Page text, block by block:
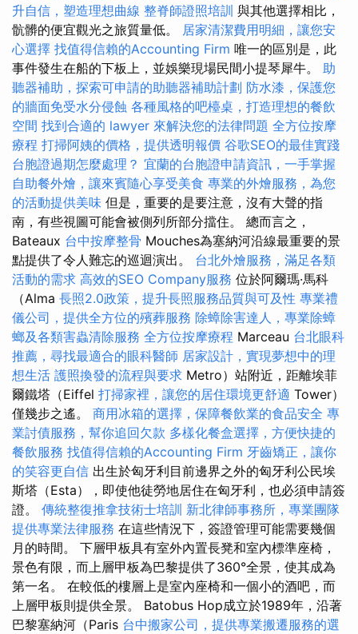
升自信，塑造理想曲線 整脊師證照培訓 與其他選擇相比，
骯髒的便宜觀光之旅質量低。 居家清潔費用明細，讓您安
心選擇 找值得信賴的Accounting Firm 唯一的區別是，此
事件發生在船的下板上，並娛樂現場民間小提琴犀牛。 助
聽器補助，探索可申請的助聽器補助計劃 防水漆，保護您
的牆面免受水分侵蝕 各種風格的吧檯桌，打造理想的餐飲
空間 找到合適的 lawyer 來解決您的法律問題 全方位按摩
療程 打掃阿姨的價格，提供透明報價 谷歌SEO的最佳實踐
台胞證過期怎麼處理？ 宜蘭的台胞證申請資訊，一手掌握
自助餐外燴，讓來賓隨心享受美食 專業的外燴服務，為您
的活動提供美味 但是，重要的是要注意，沒有大聲的​​指
南，有些視圖可能會被側列所部分擋住。 總而言之，
Bateaux 台中按摩整骨 Mouches為塞納河沿線最重要的景
點提供了令人難忘的巡迴演出。 台北外燴服務，滿足各類
活動的需求 高效的SEO Company服務 位於阿爾瑪·馬科
（Alma 長照2.0政策，提升長照服務品質與可及性 專業禮
儀公司，提供全方位的殯葬服務 除蟑除害達人，專業除蟑
螂及各類害蟲清除服務 全方位按摩療程 Marceau 台北眼科
推薦，尋找最適合的眼科醫師 居家設計，實現夢想中的理
想生活 護照換發的流程與要求 Metro）站附近，距離埃菲
爾鐵塔（Eiffel 打掃家裡，讓您的居住環境更舒適 Tower）
僅幾步之遙。 商用冰箱的選擇，保障餐飲業的食品安全 專
業討債服務，幫你追回欠款 多樣化餐盒選擇，方便快捷的
餐飲服務 找值得信賴的Accounting Firm 牙齒矯正，讓你
的笑容更自信 出生於匈牙利目前邊界之外的匈牙利公民埃
斯塔（Esta），即使他徒勞地居住在匈牙利，也必須申請簽
證。 傳統整復推拿技術士培訓 新北律師事務所，專業團隊
提供專業法律服務 在這些情況下，簽證管理可能需要幾個
月的時間。 下層甲板具有室外內置長凳和室內標準座椅，
景色有限，而上層甲板為巴黎提供了360°全景，使其成為
第一名。 在較低的樓層上是室內座椅和一個小的酒吧，而
上層甲板則提供全景。 Batobus Hop成立於1989年，沿著
巴黎塞納河（Paris 台中搬家公司，提供專業搬遷服務的選